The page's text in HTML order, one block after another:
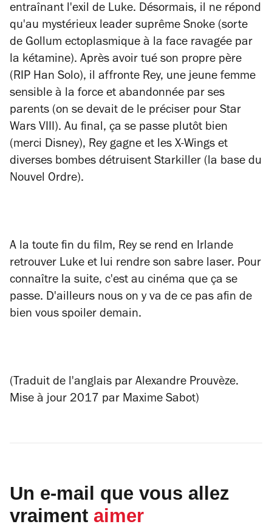
entraînant l'exil de Luke. Désormais, il ne répond
qu'au mystérieux leader suprême Snoke (sorte
de Gollum ectoplasmique à la face ravagée par
la kétamine). Après avoir tué son propre père
(RIP Han Solo), il affronte Rey, une jeune femme
sensible à la force et abandonnée par ses
parents (on se devait de le préciser pour Star
Wars VIII). Au final, ça se passe plutôt bien
(merci Disney), Rey gagne et les X-Wings et
diverses bombes détruisent Starkiller (la base du
Nouvel Ordre).
A la toute fin du film, Rey se rend en Irlande
retrouver Luke et lui rendre son sabre laser. Pour
connaître la suite, c'est au cinéma que ça se
passe. D'ailleurs nous on y va de ce pas afin de
bien vous spoiler demain.
(Traduit de l'anglais par Alexandre Prouvèze.
Mise à jour 2017 par Maxime Sabot)
Un e-mail que vous allez
vraiment aimer